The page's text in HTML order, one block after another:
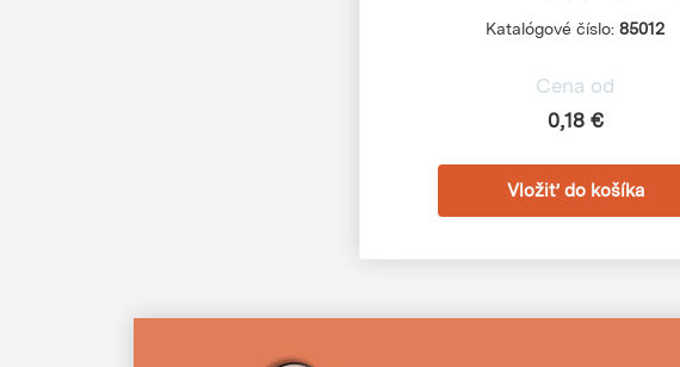
Katalógové číslo: 85012
Cena od
0,18 €